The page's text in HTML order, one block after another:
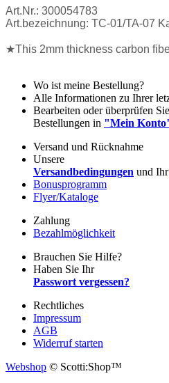
Art.Nr.: 300054783
Art.bezeichnung: TC-01/TA-07
★This 2mm thickness carbon
Wo ist meine Bestellung?
Alle Informationen zu Ihrer
Bearbeiten oder überprüfen
Bestellungen in "Mein
Versand und Rücknahme
Unsere
Versandbedingungen und Ihr
Bonusprogramm
Flyer/Kataloge
Zahlung
Bezahlmöglichkeit
Brauchen Sie Hilfe?
Haben Sie Ihr
Passwort vergessen?
Rechtliches
Impressum
AGB
Widerruf starten
Webshop © Scotti:Shop™